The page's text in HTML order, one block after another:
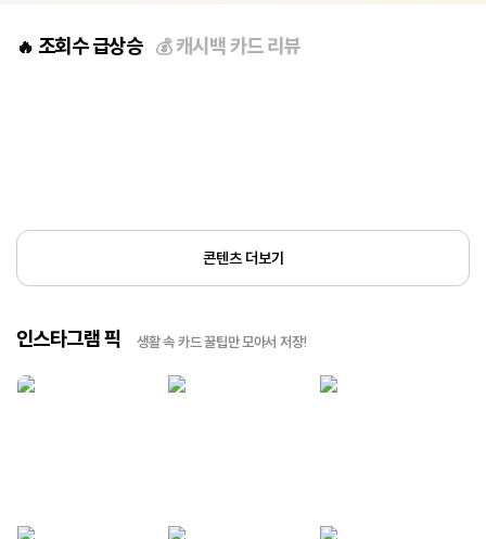
🔥 조회수 급상승 💰캐시백 카드 리뷰
콘텐츠 더보기
인스타그램 픽 생활 속 카드 꿀팁만 모아서 저장!